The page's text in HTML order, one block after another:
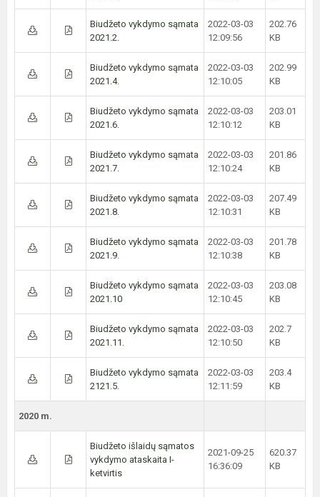
Biudžeto vykdymo sąmata
2021.2.
2022-03-03
12:09:56
202.76
KB
Biudžeto vykdymo sąmata
2021.4.
2022-03-03
12:10:05
202.99
KB
Biudžeto vykdymo sąmata
2021.6.
2022-03-03
12:10:12
203.01
KB
Biudžeto vykdymo sąmata
2021.7.
2022-03-03
12:10:24
201.86
KB
Biudžeto vykdymo sąmata
2021.8.
2022-03-03
12:10:31
207.49
KB
Biudžeto vykdymo sąmata
2021.9.
2022-03-03
12:10:38
201.78
KB
Biudžeto vykdymo sąmata
2021.10
2022-03-03
12:10:45
203.08
KB
Biudžeto vykdymo sąmata
2021.11.
2022-03-03
12:10:50
202.7
KB
Biudžeto vykdymo sąmata
2121.5.
2022-03-03
12:11:59
203.4
KB
2020 m.
Biudžeto išlaidų sąmatos
vykdymo ataskaita I-
ketvirtis
2021-09-25
16:36:09
620.37
KB